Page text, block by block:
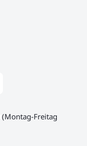
(Montag-Freitag